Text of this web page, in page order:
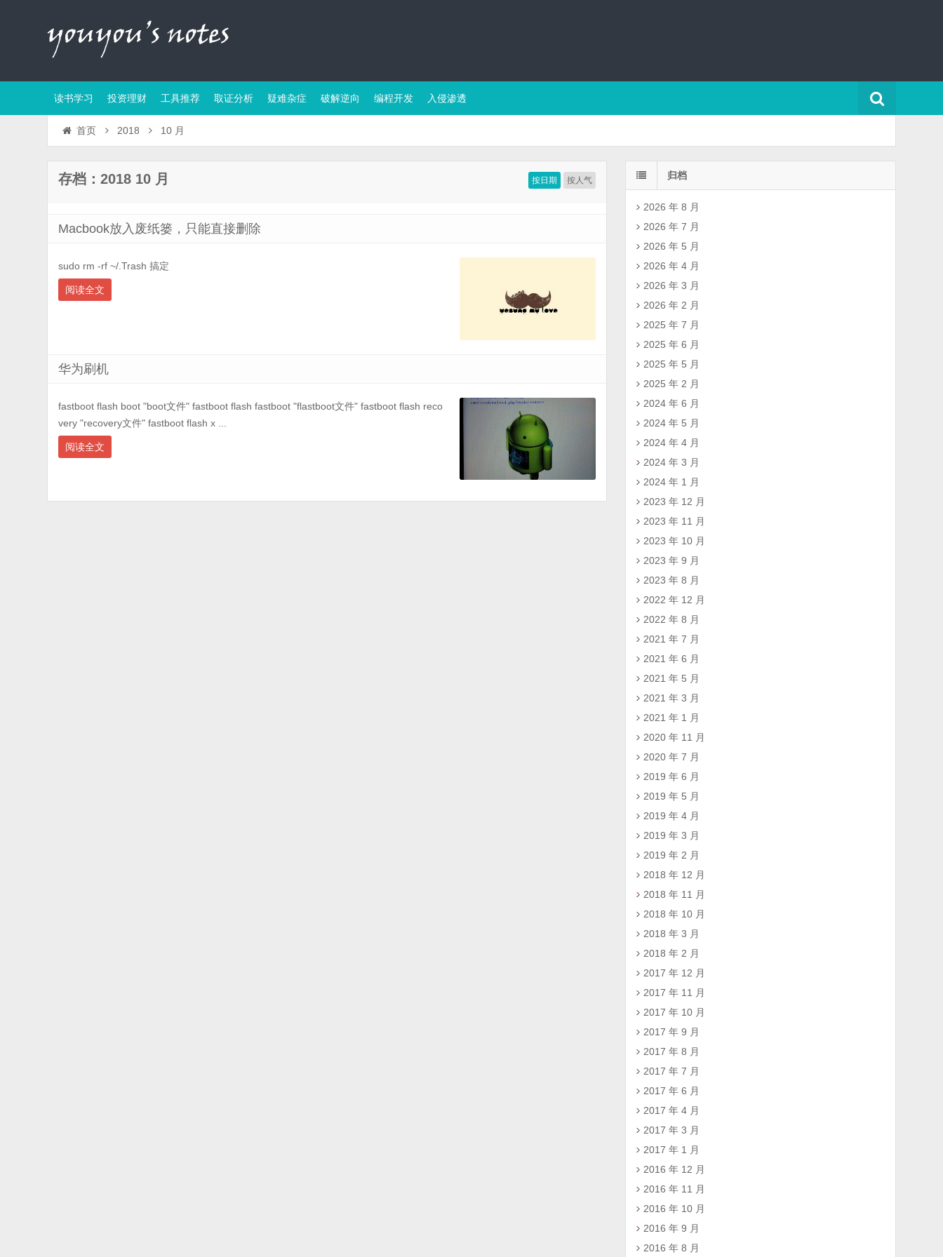
读书学习 投资理财 工具推荐 取证分析 疑难杂症 破解逆向 编程开发 入侵渗透
首页 2018 10 月
按日期 按人气
存档：2018 10 月
Macbook放入废纸篓，只能直接删除
sudo rm -rf ~/.Trash 搞定
阅读全文
华为刷机
fastboot flash boot "boot文件" fastboot flash fastboot "flastboot文件" fastboot flash reco
very "recovery文件" fastboot flash x ...
阅读全文
归档
2026 年 8 月
2026 年 7 月
2026 年 5 月
2026 年 4 月
2026 年 3 月
2026 年 2 月
2025 年 7 月
2025 年 6 月
2025 年 5 月
2025 年 2 月
2024 年 6 月
2024 年 5 月
2024 年 4 月
2024 年 3 月
2024 年 1 月
2023 年 12 月
2023 年 11 月
2023 年 10 月
2023 年 9 月
2023 年 8 月
2022 年 12 月
2022 年 8 月
2021 年 7 月
2021 年 6 月
2021 年 5 月
2021 年 3 月
2021 年 1 月
2020 年 11 月
2020 年 7 月
2019 年 6 月
2019 年 5 月
2019 年 4 月
2019 年 3 月
2019 年 2 月
2018 年 12 月
2018 年 11 月
2018 年 10 月
2018 年 3 月
2018 年 2 月
2017 年 12 月
2017 年 11 月
2017 年 10 月
2017 年 9 月
2017 年 8 月
2017 年 7 月
2017 年 6 月
2017 年 4 月
2017 年 3 月
2017 年 1 月
2016 年 12 月
2016 年 11 月
2016 年 10 月
2016 年 9 月
2016 年 8 月